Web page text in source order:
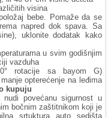
visina
bebe. Pomaže da se
napred dok spava. Sa
uklonite dodatak kako
u svim godišnjim
vazduha
rotacije sa bayom G)
opterećenje na leđima
kupuju
povećanu sigurnost u
bočnim zaštitnikom koji je
srtuktura auto sedišta